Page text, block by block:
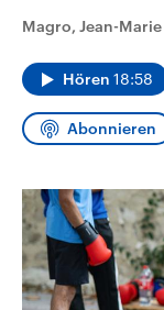
Umfragen,
Wahlprogramme,
und Kandidaten
Wahl.
Magro, Jean-Marie
Hören 18:58
Abonnieren